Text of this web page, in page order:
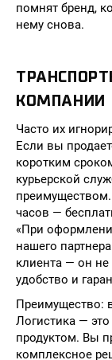
помнят бренд,
нему снова.
КОМПАНИИ
Часто их
Если вы
коротким
курьерской
часов —
«При
нашего
клиента — он не
удобство и
Преимущество:
Логистика —
продуктом. Вы
комплексное